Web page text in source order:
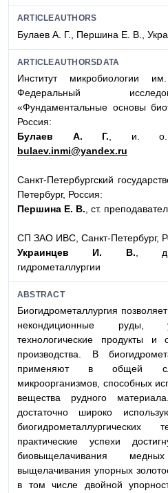
ARTICLEAUTHORS
Булаев А. Г., Першина Е. В.,
ARTICLEAUTHORSDATA
Институт микробиологии
Федеральный
«Фундаментальные основы
Россия:
Булаев А. Г. , и. о.
bulaev.inmi@yandex.ru
Санкт-Петербургский
Петербург, Россия:
Першина Е. В. , ст.
СП ЗАО ИВС, Санкт-Петербург,
Украинцев И. В. ,
гидрометаллургии
ABSTRACT
Биогидрометаллургия
некондиционные руды,
технологические продукты и
производства. В
применяют в общей
микроорганизмов, способных
вещества рудного
достаточно широко
биогидрометаллургических
практические успехи
биовыщелачивания
выщелачивания упорных
в том числе двойной